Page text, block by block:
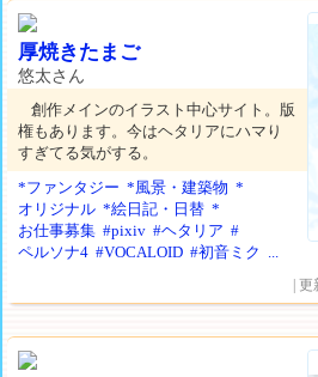
厚焼きたまご
悠太さん
創作メインのイラスト中心サイト。版
権もあります。今はヘタリアにハマり
すぎてる気がする。
*ファンタジー *風景・建築物 *
オリジナル *絵日記・日替 *
お仕事募集 #pixiv #ヘタリア #
ペルソナ4 #VOCALOID #初音ミク ...
|